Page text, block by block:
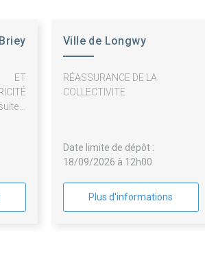
ET
à
Ville de Longwy
RÉASSURANCE DE LA
COLLECTIVITE
Date limite de dépôt :
18/09/2026 à 12h00
Plus d'informations